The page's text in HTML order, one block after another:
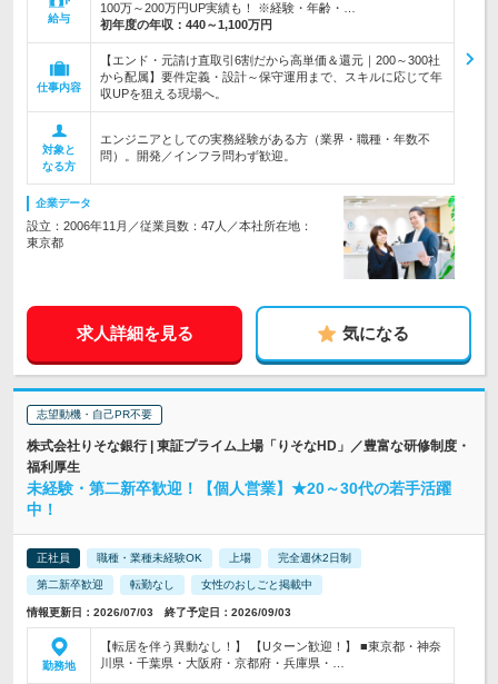
給与
100万～200万円UP実績も！ ※経験・年齢・…
初年度の年収： 440～1,100万円
仕事内容
【エンド・元請け直取引6割だから高単価＆還元｜200～300社
から配属】要件定義・設計～保守運用まで、スキルに応じて年
収UPを狙える現場へ。
対象と
なる方
エンジニアとしての実務経験がある方（業界・職種・年数不
問）。開発／インフラ問わず歓迎。
企業データ
設立：2006年11月／従業員数：47人／本社所在地：
東京都
求人詳細を見る 気になる
志望動機・自己PR不要
株式会社りそな銀行 | 東証プライム上場「りそなHD」／豊富な研修制度・
福利厚生
未経験・第二新卒歓迎！【個人営業】★20～30代の若手活躍
中！
正社員 職種・業種未経験OK 上場 完全週休2日制
第二新卒歓迎 転勤なし 女性のおしごと掲載中
情報更新日：2026/07/03 終了予定日：2026/09/03
勤務地
【転居を伴う異動なし！】 【Uターン歓迎！】 ■東京都・神奈
川県・千葉県・大阪府・京都府・兵庫県・…